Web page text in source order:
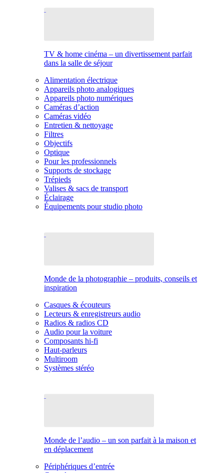
TV & home cinéma – un divertissement parfait
dans la salle de séjour
Alimentation électrique
Appareils photo analogiques
Appareils photo numériques
Caméras d’action
Caméras vidéo
Entretien & nettoyage
Filtres
Objectifs
Optique
Pour les professionnels
Supports de stockage
Trépieds
Valises & sacs de transport
Éclairage
Équipements pour studio photo
Monde de la photographie – produits, conseils et
inspiration
Casques & écouteurs
Lecteurs & enregistreurs audio
Radios & radios CD
Audio pour la voiture
Composants hi-fi
Haut-parleurs
Multiroom
Systèmes stéréo
Monde de l’audio – un son parfait à la maison et
en déplacement
Périphériques d’entrée